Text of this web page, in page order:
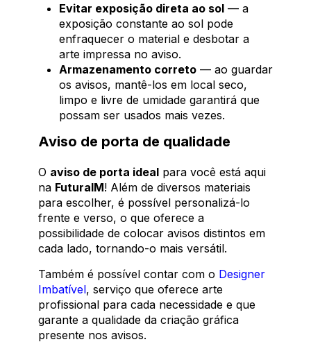
Evitar exposição direta ao sol — a
exposição constante ao sol pode
enfraquecer o material e desbotar a
arte impressa no aviso.
Armazenamento correto — ao guardar
os avisos, mantê-los em local seco,
limpo e livre de umidade garantirá que
possam ser usados mais vezes.
Aviso de porta de qualidade
O aviso de porta ideal para você está aqui
na FuturaIM! Além de diversos materiais
para escolher, é possível personalizá-lo
frente e verso, o que oferece a
possibilidade de colocar avisos distintos em
cada lado, tornando-o mais versátil.
Também é possível contar com o Designer
Imbatível, serviço que oferece arte
profissional para cada necessidade e que
garante a qualidade da criação gráfica
presente nos avisos.